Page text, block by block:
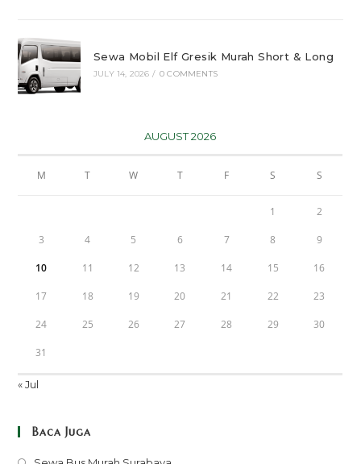
Sewa Mobil Elf Gresik Murah Short & Long
JULY 14, 2026 / 0 COMMENTS
AUGUST 2026
M T W T F S S
1 2
3 4 5 6 7 8 9
10 11 12 13 14 15 16
17 18 19 20 21 22 23
24 25 26 27 28 29 30
31
« Jul
Baca Juga